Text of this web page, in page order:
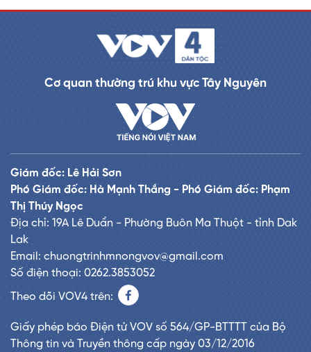
Cơ quan thường trú khu vực Tây Nguyên
Giám đốc: Lê Hải Sơn
Phó Giám đốc: Hà Mạnh Thắng - Phó Giám đốc: Phạm
Thị Thúy Ngọc
Địa chỉ: 19A Lê Duẩn - Phường Buôn Ma Thuột - tỉnh Dak
Lak
Email: chuongtrinhmnongvov@gmail.com
Số điện thoại: 0262.3853052
Theo dõi VOV4 trên:
Giấy phép báo Điện tử VOV số 564/GP-BTTTT của Bộ
Thông tin và Truyền thông cấp ngày 03/12/2016